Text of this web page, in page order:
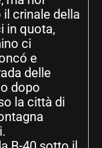
crinale della
in quota,
ci
e
delle
dopo
la città di